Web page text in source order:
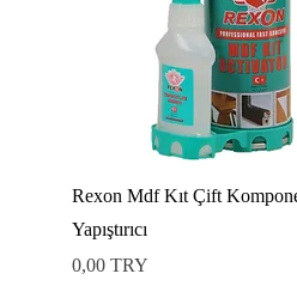
Rexon Mdf Kıt Çift
Yapıştırıcı
Preis
0,00 TRY